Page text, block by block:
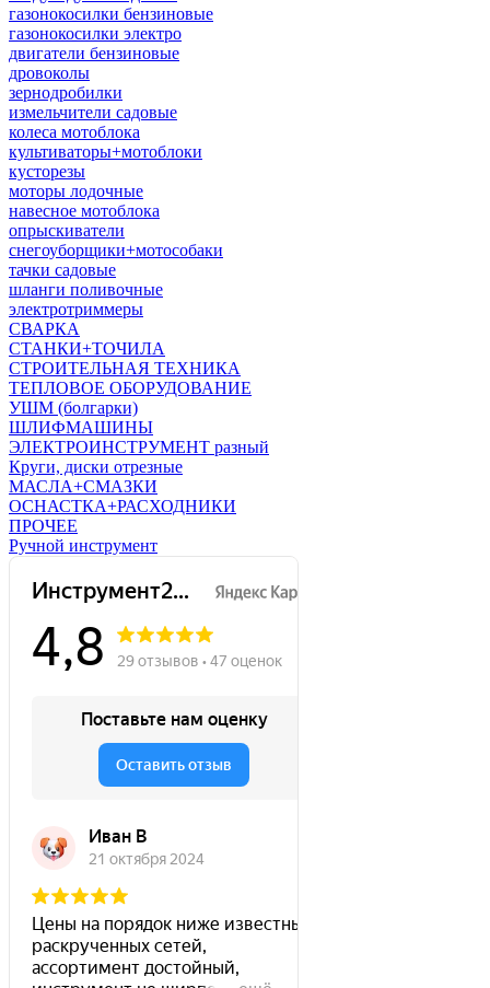
газонокосилки бензиновые
газонокосилки электро
двигатели бензиновые
дровоколы
зернодробилки
измельчители садовые
колеса мотоблока
культиваторы+мотоблоки
кусторезы
моторы лодочные
навесное мотоблока
опрыскиватели
снегоуборщики+мотособаки
тачки садовые
шланги поливочные
электротриммеры
СВАРКА
СТАНКИ+ТОЧИЛА
СТРОИТЕЛЬНАЯ ТЕХНИКА
ТЕПЛОВОЕ ОБОРУДОВАНИЕ
УШМ (болгарки)
ШЛИФМАШИНЫ
ЭЛЕКТРОИНСТРУМЕНТ разный
Круги, диски отрезные
МАСЛА+СМАЗКИ
ОСНАСТКА+РАСХОДНИКИ
ПРОЧЕЕ
Ручной инструмент